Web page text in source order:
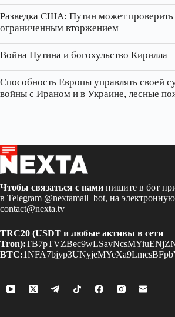
Разведка США: Путин может
ограниченным вторжением
Война Путина и богохульство Кирилла
Способность Европы управлять своей
войны с Ираном и в Украине, лесные
Чтобы связаться с нами пишите в бот
в Telegram @nextamail_bot, на
contact@nexta.tv
TRC20 (USDT и любые активы в сети
Tron):
BTC: